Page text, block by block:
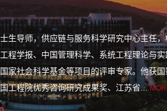
生导师，供应链与服务科学研究中心主任
程学报、中国管理科学、系统工程理论与
家社会科学基金等项目的评审专家。他获
工程院优秀咨询研究成果奖、江苏省...